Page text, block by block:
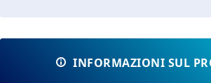
INFORMAZIONI SUL